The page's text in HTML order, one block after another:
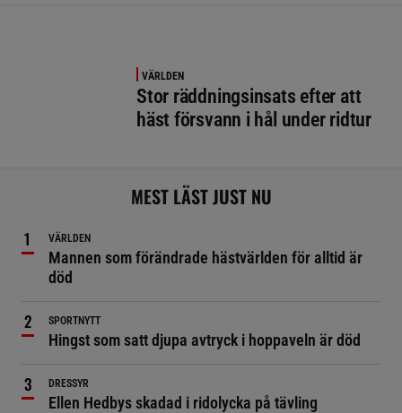
VÄRLDEN
Stor räddningsinsats efter att
häst försvann i hål under ridtur
MEST LÄST JUST NU
VÄRLDEN
Mannen som förändrade hästvärlden för alltid är
död
SPORTNYTT
Hingst som satt djupa avtryck i hoppaveln är död
DRESSYR
Ellen Hedbys skadad i ridolycka på tävling